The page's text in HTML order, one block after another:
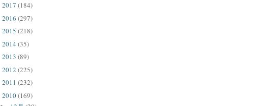
2017 (184)
2016 (297)
2015 (218)
2014 (35)
2013 (89)
2012 (225)
2011 (232)
2010(169)